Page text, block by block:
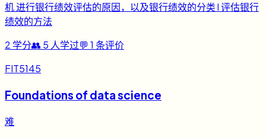
机 进行银行绩效评估的原因，以及银行绩效的分类 l 评估银行
绩效的方法
2 学分👥 5 人学过💬 1 条评价
FIT5145
Foundations of data science
难